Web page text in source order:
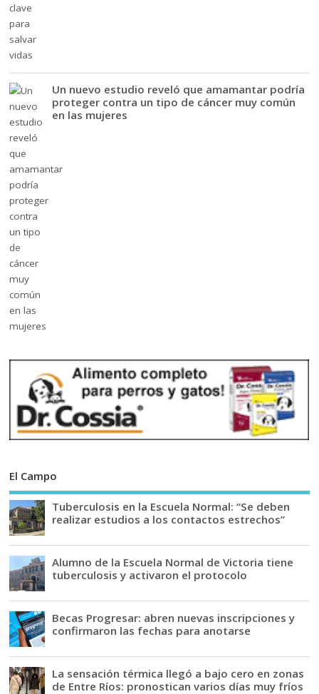
Un nuevo estudio reveló que amamantar podría
proteger contra un tipo de cáncer muy común
en las mujeres
El Campo
Tuberculosis en la Escuela Normal: “Se deben
realizar estudios a los contactos estrechos”
Alumno de la Escuela Normal de Victoria tiene
tuberculosis y activaron el protocolo
Becas Progresar: abren nuevas inscripciones y
confirmaron las fechas para anotarse
La sensación térmica llegó a bajo cero en zonas
de Entre Ríos: pronostican varios días muy fríos